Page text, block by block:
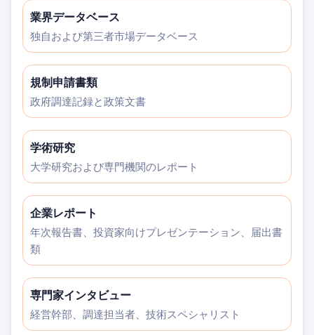
業界データベース
独自および第三者市場データベース
規制申請書類
政府調達記録と政策文書
学術研究
大学研究および専門機関のレポート
企業レポート
年次報告書、投資家向けプレゼンテーション、届出書
類
専門家インタビュー
経営幹部、調達担当者、技術スペシャリスト